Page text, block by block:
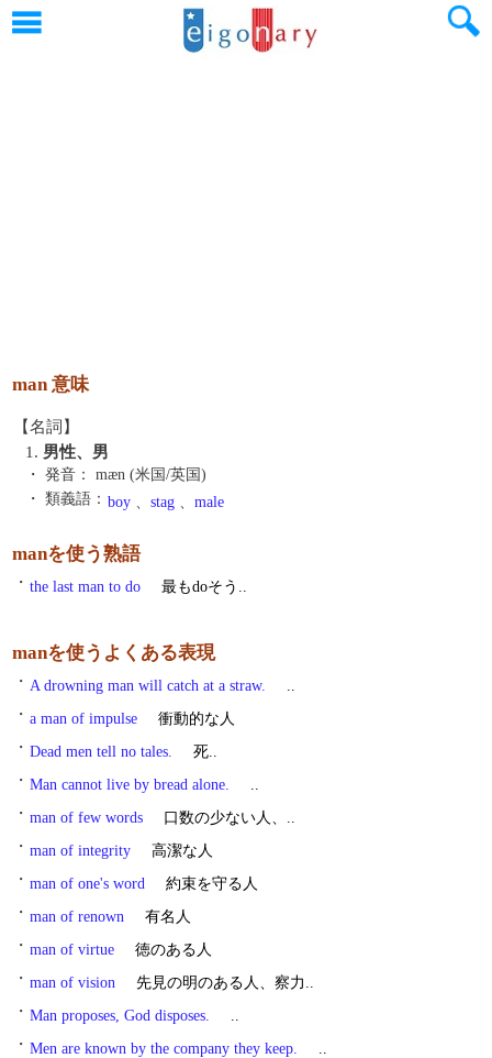
man 意味
【名詞】
1. 男性、男
・ 発音：
mæn (米国/英国)
・ 類義語： boy 、 stag 、 male
manを使う熟語
・ the last man to do 最もdoそう..
manを使うよくある表現
・ A drowning man will catch at a straw.
..
・ a man of impulse
衝動的な人
・ Dead men tell no tales.
死..
・ Man cannot live by bread alone.
..
・ man of few words
口数の少ない人、..
・ man of integrity
高潔な人
・ man of one's word
約束を守る人
・ man of renown
有名人
・ man of virtue
徳のある人
・ man of vision
先見の明のある人、察力..
・ Man proposes, God disposes.
..
・ Men are known by the company they keep.
..